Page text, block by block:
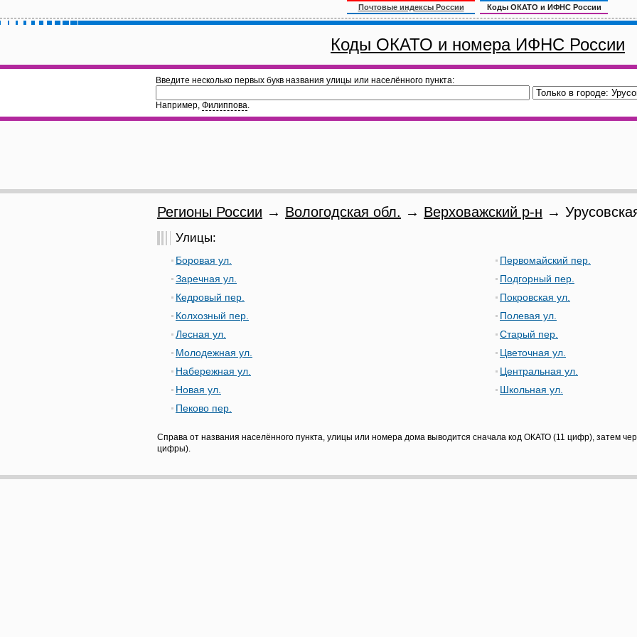
Почтовые индексы России Коды ОКАТО и ИФНС России
Коды ОКАТО и номера ИФНС России
Введите несколько первых букв названия улицы или населённого пункта:
Например, Филиппова.
Регионы России → Вологодская обл. → Верховажский р-н →
Улицы:
Боровая ул.
Заречная ул.
Кедровый пер.
Колхозный пер.
Лесная ул.
Молодежная ул.
Набережная ул.
Новая ул.
Пеково пер.
Первомайский пер.
Подгорный пер.
Покровская ул.
Полевая ул.
Старый пер.
Цветочная ул.
Центральная ул.
Школьная ул.
Справа от названия населённого пункта, улицы или номера дома выводится сначала код ОКАТО (11 цифр), затем
цифры).